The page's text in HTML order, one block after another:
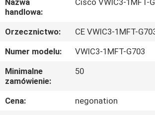
O
NAS
WYCIECZKA
PO
FABRYCE
Nazwa
handlowa:
Cisco VWIC3-1MFT-
Orzecznictwo:
CE VWIC3-1MFT-
Numer modelu:
VWIC3-1MFT-G703
Minimalne
zamówienie:
50
Cena:
negonation